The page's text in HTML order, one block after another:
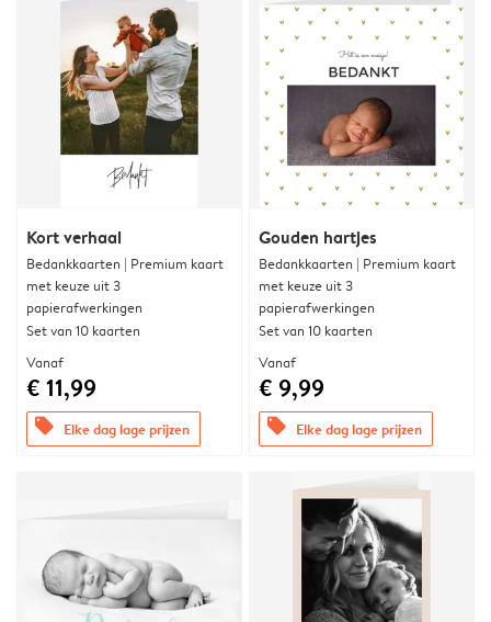
Kort verhaal
Bedankkaarten | Premium kaart
met keuze uit 3
papierafwerkingen
Set van 10 kaarten
Vanaf
€ 11,99
offers Elke dag lage prijzen
Gouden hartjes
Bedankkaarten | Premium kaart
met keuze uit 3
papierafwerkingen
Set van 10 kaarten
Vanaf
€ 9,99
offers Elke dag lage prijzen